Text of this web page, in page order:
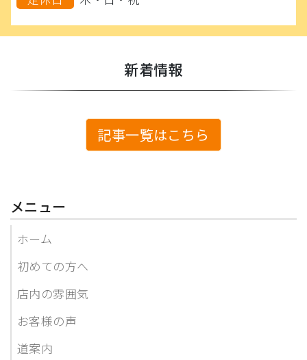
新着情報
記事一覧はこちら
メニュー
ホーム
初めての方へ
店内の雰囲気
お客様の声
道案内